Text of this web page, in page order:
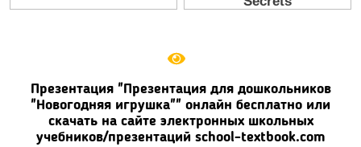
Презентация "Презентация для дошкольников
"Новогодняя игрушка"" онлайн бесплатно или
скачать на сайте электронных школьных
учебников/презентаций school-textbook.com